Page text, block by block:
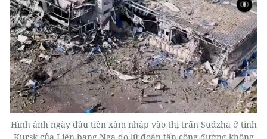
Hình ảnh ngày đầu tiên xâm nhập vào thị trấn Sudzha ở tỉnh